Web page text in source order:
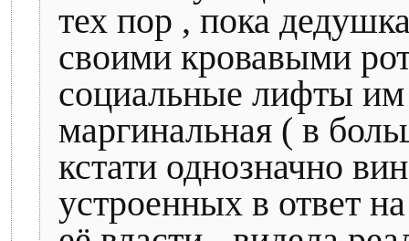
тех пор , пока
своими кровавыми
социальные лифты
маргинальная ( в
кстати однозначно
устроенных в ответ